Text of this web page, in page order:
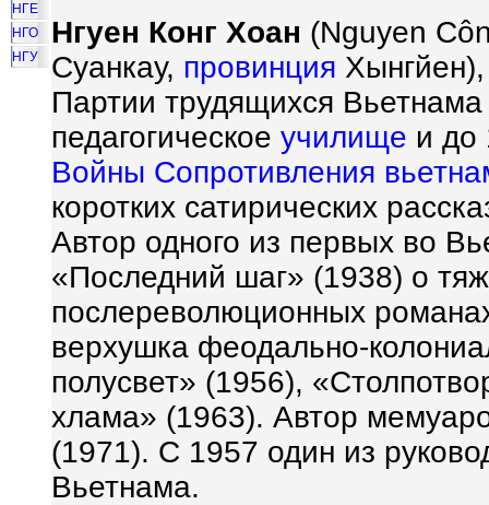
НГЕ
НГО
НГУ
Нгуен Конг Хоан (Nguyen Cô
Суанкау, провинция
Партии трудящихся
педагогическое училище и до
Войны Сопротивления
коротких сатирических
Автор одного из первых во
«Последний шаг» (1938) о
послереволюционных
верхушка феодально-
полусвет» (1956),
хлама» (1963). Автор
(1971). С 1957 один из
Вьетнама.